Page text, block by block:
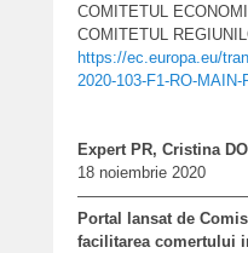
COMITETUL
COMITETUL
https://ec.europa.eu/
2020-103-F1-RO-MAIN-
Expert PR, Cristina
18 noiembrie 2020
Portal lansat de
facilitarea comertului